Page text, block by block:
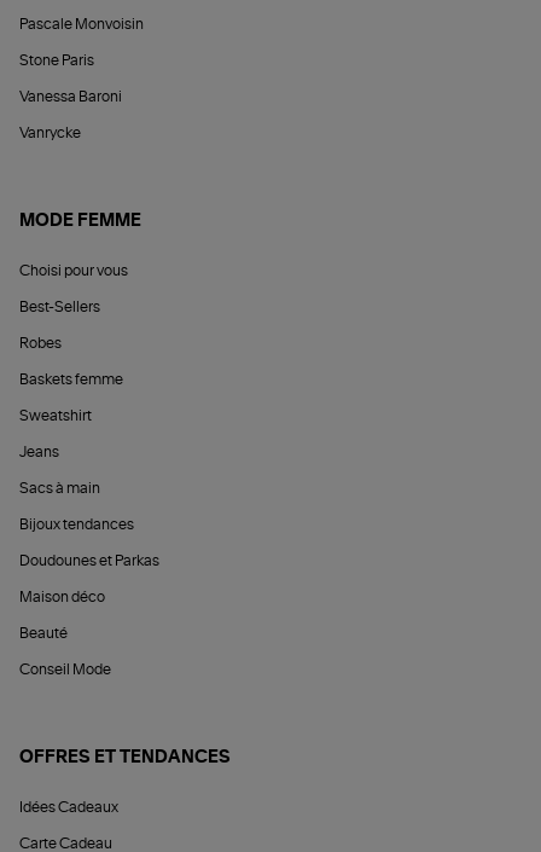
Pascale Monvoisin
Stone Paris
Vanessa Baroni
Vanrycke
MODE FEMME
Choisi pour vous
Best-Sellers
Robes
Baskets femme
Sweatshirt
Jeans
Sacs à main
Bijoux tendances
Doudounes et Parkas
Maison déco
Beauté
Conseil Mode
OFFRES ET TENDANCES
Idées Cadeaux
Carte Cadeau